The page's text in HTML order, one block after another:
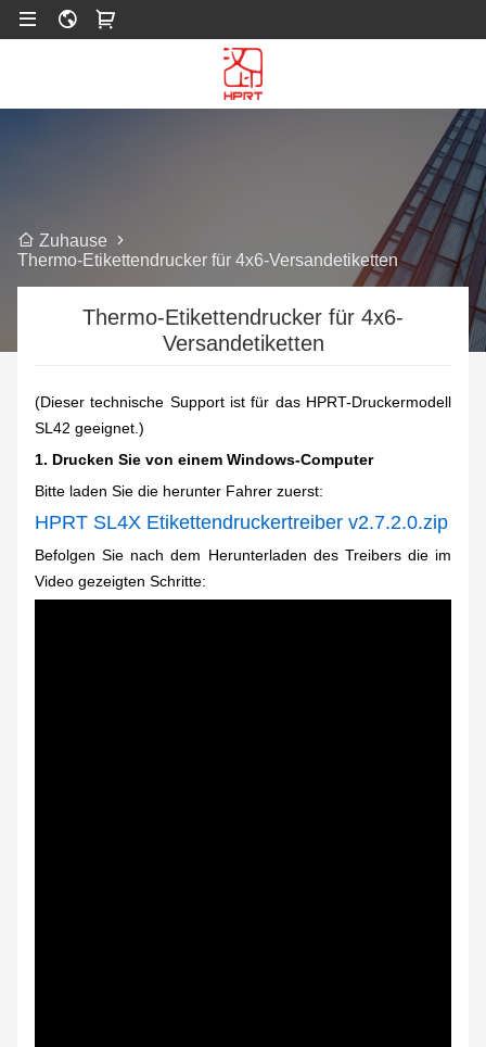
Zuhause
Thermo-Etikettendrucker für 4x6-Versandetiketten
Thermo-Etikettendrucker für 4x6-
Versandetiketten
(Dieser technische Support ist für das HPRT-Druckermodell
SL42 geeignet.)
1. Drucken Sie von einem Windows-Computer
Bitte laden Sie die herunter Fahrer zuerst:
HPRT SL4X Etikettendruckertreiber v2.7.2.0.zip
Befolgen Sie nach dem Herunterladen des Treibers die im
Video gezeigten Schritte: